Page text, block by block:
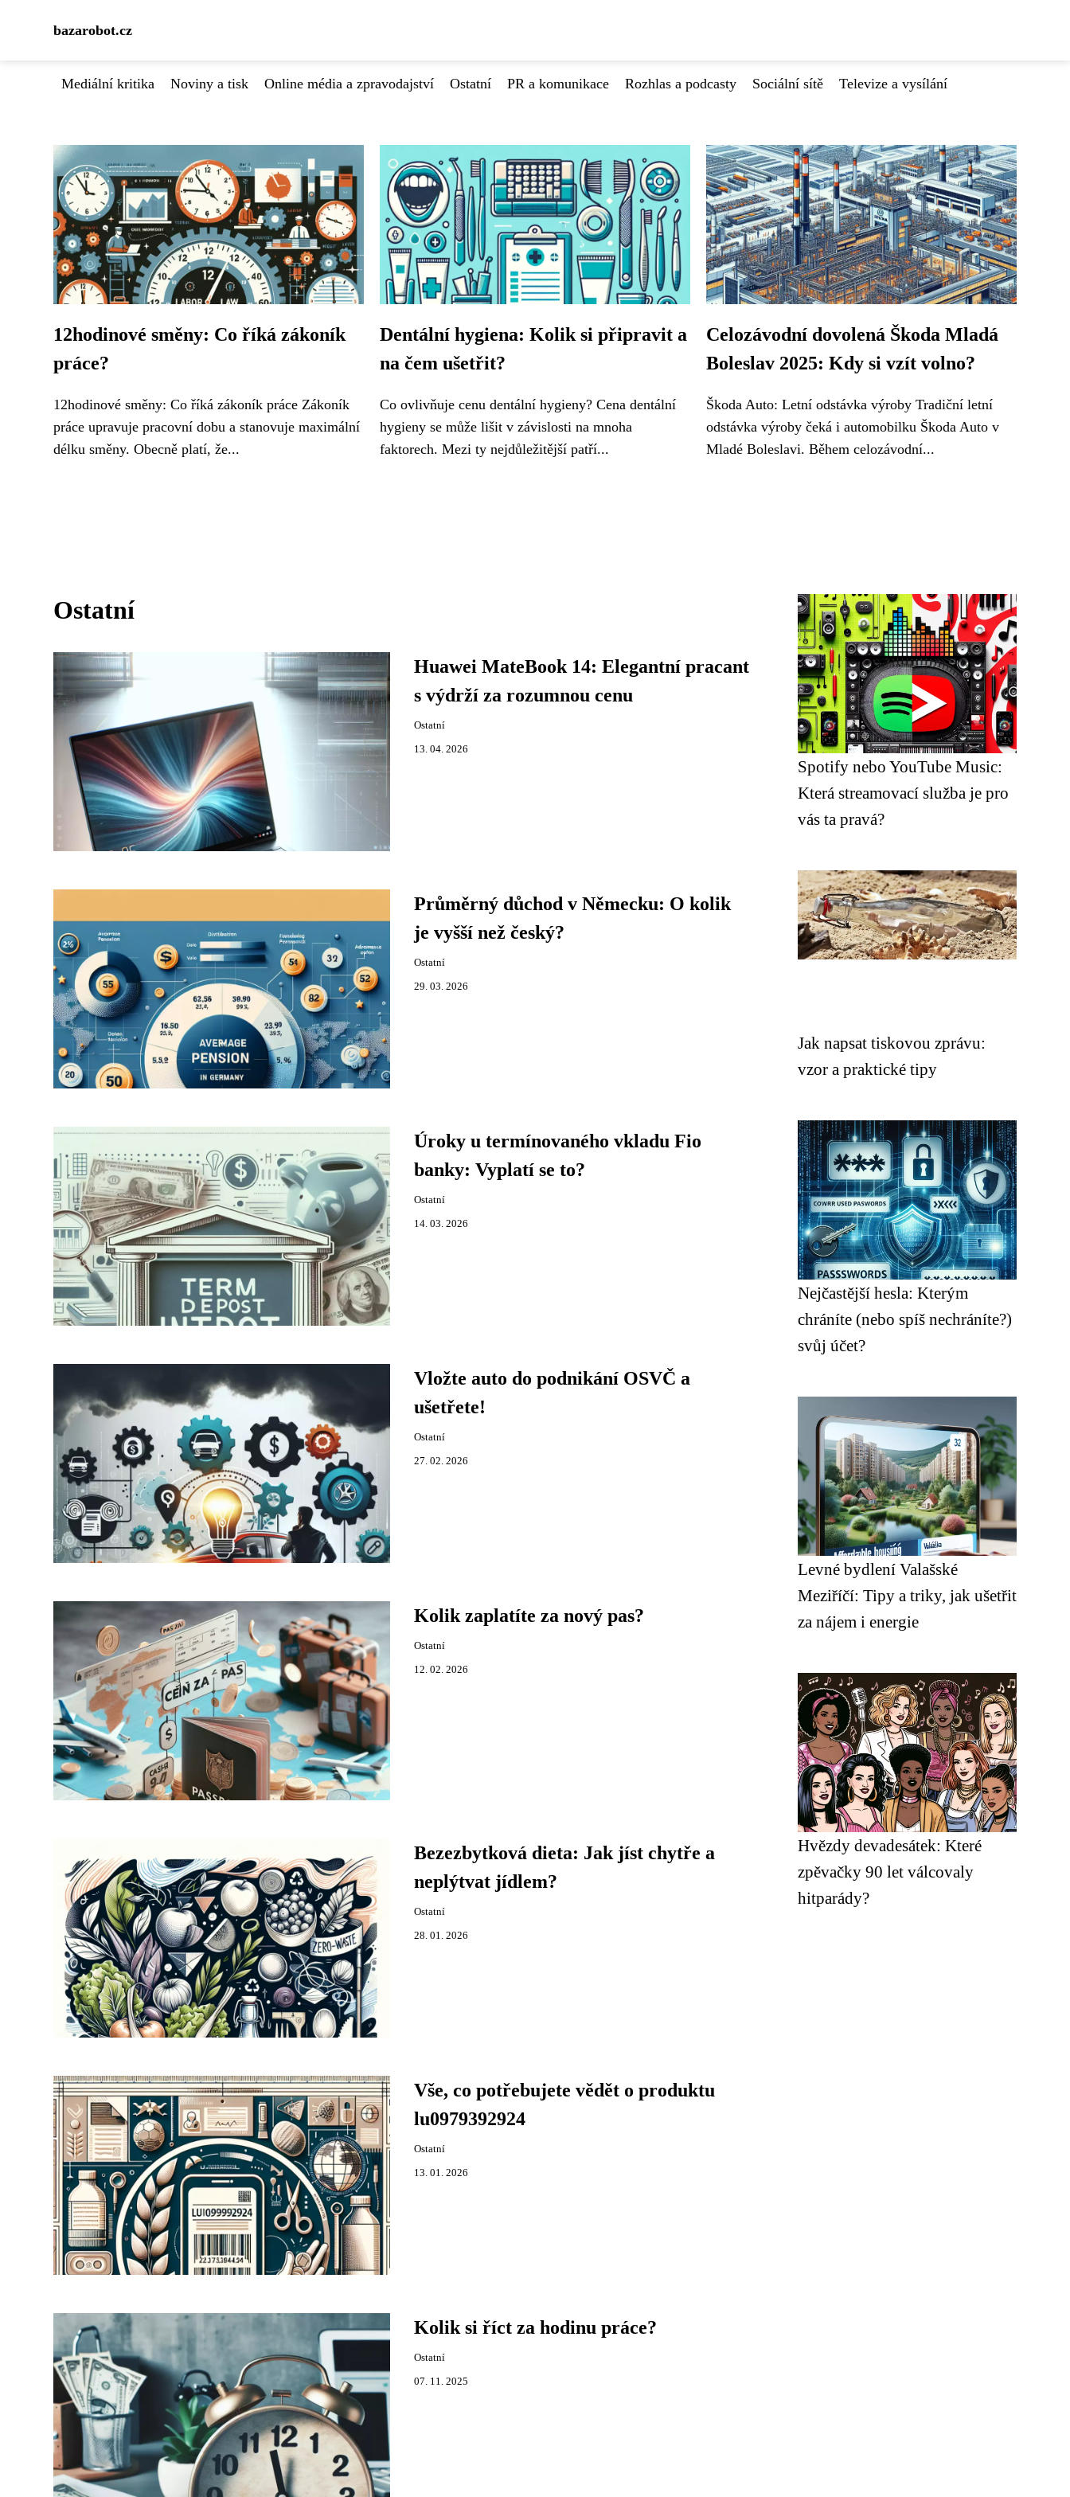
bazarobot.cz
Mediální kritika Noviny a tisk Online média a zpravodajství Ostatní PR a komunikace Rozhlas a podcasty Sociální sítě Televize a vysílání
12hodinové směny: Co říká zákoník
práce?
12hodinové směny: Co říká zákoník práce Zákoník
práce upravuje pracovní dobu a stanovuje maximální
délku směny. Obecně platí, že...
Dentální hygiena: Kolik si připravit a
na čem ušetřit?
Co ovlivňuje cenu dentální hygieny? Cena dentální
hygieny se může lišit v závislosti na mnoha
faktorech. Mezi ty nejdůležitější patří...
Celozávodní dovolená Škoda Mladá
Boleslav 2025: Kdy si vzít volno?
Škoda Auto: Letní odstávka výroby Tradiční letní
odstávka výroby čeká i automobilku Škoda Auto v
Mladé Boleslavi. Během celozávodní...
Ostatní
Huawei MateBook 14: Elegantní pracant
s výdrží za rozumnou cenu
Ostatní
13. 04. 2026
Průměrný důchod v Německu: O kolik
je vyšší než český?
Ostatní
29. 03. 2026
Úroky u termínovaného vkladu Fio
banky: Vyplatí se to?
Ostatní
14. 03. 2026
Vložte auto do podnikání OSVČ a
ušetřete!
Ostatní
27. 02. 2026
Kolik zaplatíte za nový pas?
Ostatní
12. 02. 2026
Bezezbytková dieta: Jak jíst chytře a
neplýtvat jídlem?
Ostatní
28. 01. 2026
Vše, co potřebujete vědět o produktu
lu0979392924
Ostatní
13. 01. 2026
Kolik si říct za hodinu práce?
Ostatní
07. 11. 2025
Spotify nebo YouTube Music:
Která streamovací služba je pro
vás ta pravá?
Jak napsat tiskovou zprávu:
vzor a praktické tipy
Nejčastější hesla: Kterým
chráníte (nebo spíš nechráníte?)
svůj účet?
Levné bydlení Valašské
Meziříčí: Tipy a triky, jak ušetřit
za nájem i energie
Hvězdy devadesátek: Které
zpěvačky 90 let válcovaly
hitparády?